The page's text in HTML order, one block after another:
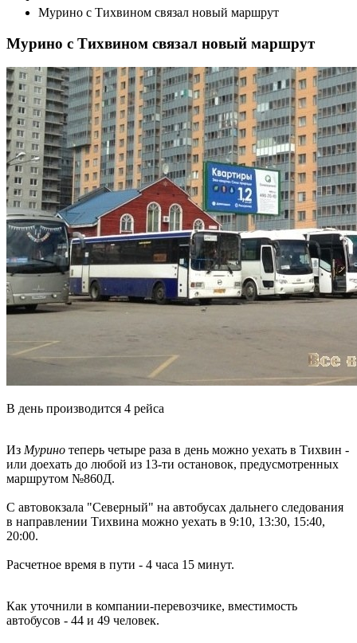
​Мурино с Тихвином связал новый маршрут
​Мурино с Тихвином связал новый маршрут
В день производится 4 рейса
Из Мурино теперь четыре раза в день можно уехать в Тихвин -
или доехать до любой из 13-ти остановок, предусмотренных
маршрутом №860Д.
С автовокзала "Северный" на автобусах дальнего следования
в направлении Тихвина можно уехать в 9:10, 13:30, 15:40,
20:00.
Расчетное время в пути - 4 часа 15 минут.
Как уточнили в компании-перевозчике, вместимость
автобусов - 44 и 49 человек.